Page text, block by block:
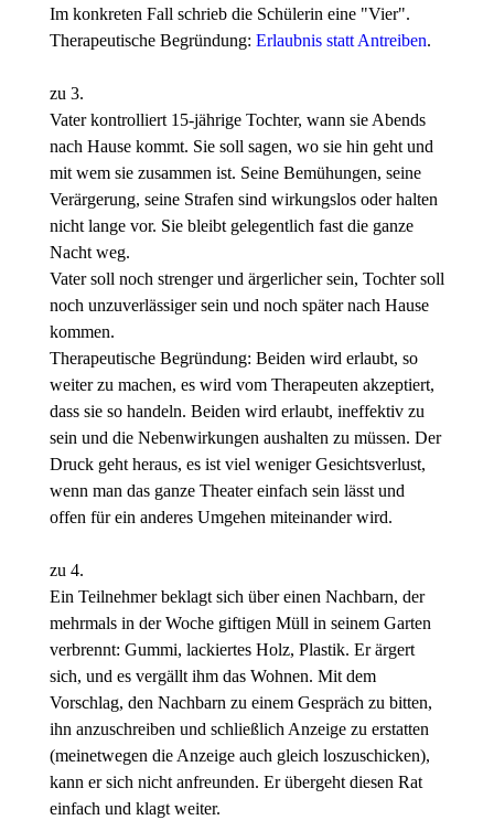
Im konkreten Fall schrieb die Schülerin eine "Vier".
Therapeutische Begründung: Erlaubnis statt Antreiben.
zu 3.
Vater kontrolliert 15-jährige Tochter, wann sie Abends
nach Hause kommt. Sie soll sagen, wo sie hin geht und
mit wem sie zusammen ist. Seine Bemühungen, seine
Verärgerung, seine Strafen sind wirkungslos oder halten
nicht lange vor. Sie bleibt gelegentlich fast die ganze
Nacht weg.
Vater soll noch strenger und ärgerlicher sein, Tochter soll
noch unzuverlässiger sein und noch später nach Hause
kommen.
Therapeutische Begründung: Beiden wird erlaubt, so
weiter zu machen, es wird vom Therapeuten akzeptiert,
dass sie so handeln. Beiden wird erlaubt, ineffektiv zu
sein und die Nebenwirkungen aushalten zu müssen. Der
Druck geht heraus, es ist viel weniger Gesichtsverlust,
wenn man das ganze Theater einfach sein lässt und
offen für ein anderes Umgehen miteinander wird.
zu 4.
Ein Teilnehmer beklagt sich über einen Nachbarn, der
mehrmals in der Woche giftigen Müll in seinem Garten
verbrennt: Gummi, lackiertes Holz, Plastik. Er ärgert
sich, und es vergällt ihm das Wohnen. Mit dem
Vorschlag, den Nachbarn zu einem Gespräch zu bitten,
ihn anzuschreiben und schließlich Anzeige zu erstatten
(meinetwegen die Anzeige auch gleich loszuschicken),
kann er sich nicht anfreunden. Er übergeht diesen Rat
einfach und klagt weiter.